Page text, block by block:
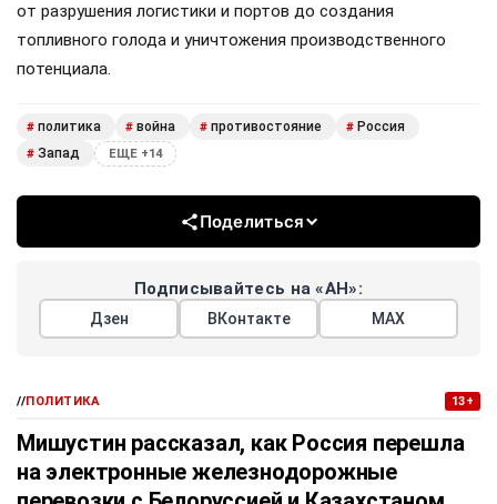
от разрушения логистики и портов до создания
топливного голода и уничтожения производственного
потенциала.
# политика # война # противостояние # Россия
# Запад ЕЩЕ +14
Поделиться
Подписывайтесь на «АН»:
Дзен ВКонтакте МАХ
//ПОЛИТИКА 13+
Мишустин рассказал, как Россия перешла
на электронные железнодорожные